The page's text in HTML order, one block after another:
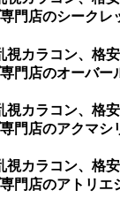
門店のシークレ
カラコン、
門店のオーバー
カラコン、
門店のアクマシ
カラコン、
門店のアトリエ